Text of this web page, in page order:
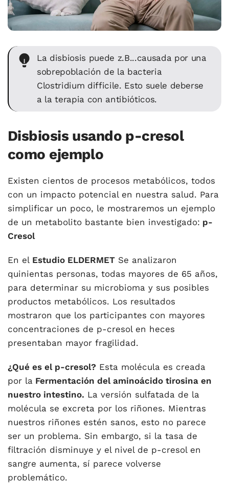
La disbiosis puede z.B...causada por una
sobrepoblación de la bacteria
Clostridium difficile. Esto suele deberse
a la terapia con antibióticos.
Disbiosis usando p-cresol
como ejemplo
Existen cientos de procesos metabólicos, todos
con un impacto potencial en nuestra salud. Para
simplificar un poco, le mostraremos un ejemplo
de un metabolito bastante bien investigado: p-
Cresol
En el Estudio ELDERMET Se analizaron
quinientas personas, todas mayores de 65 años,
para determinar su microbioma y sus posibles
productos metabólicos. Los resultados
mostraron que los participantes con mayores
concentraciones de p-cresol en heces
presentaban mayor fragilidad.
¿Qué es el p-cresol? Esta molécula es creada
por la Fermentación del aminoácido tirosina en
nuestro intestino. La versión sulfatada de la
molécula se excreta por los riñones. Mientras
nuestros riñones estén sanos, esto no parece
ser un problema. Sin embargo, si la tasa de
filtración disminuye y el nivel de p-cresol en
sangre aumenta, sí parece volverse
problemático.